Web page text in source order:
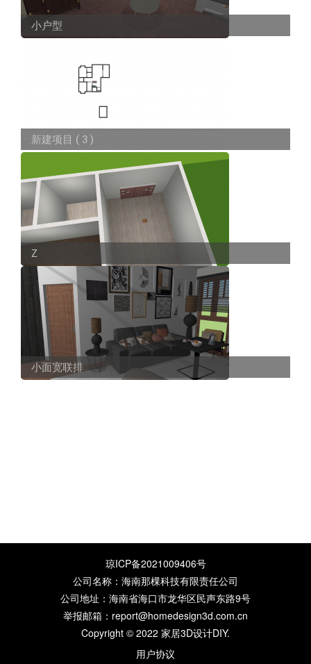
小户型
新建项目 ( 3 )
Z
小面宽联排
琼ICP备2021009406号
公司名称：海南那棵科技有限责任公司
公司地址：海南省海口市龙华区民声东路9号
举报邮箱：report@homedesign3d.com.cn
Copyright © 2022 家居3D设计DIY.
用户协议